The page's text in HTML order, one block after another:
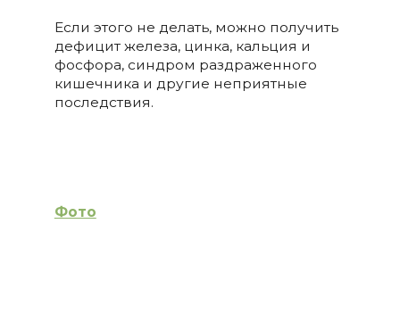
Если этого не делать, можно получить
дефицит железа, цинка, кальция и
фосфора, синдром раздраженного
кишечника и другие неприятные
последствия.
Фото